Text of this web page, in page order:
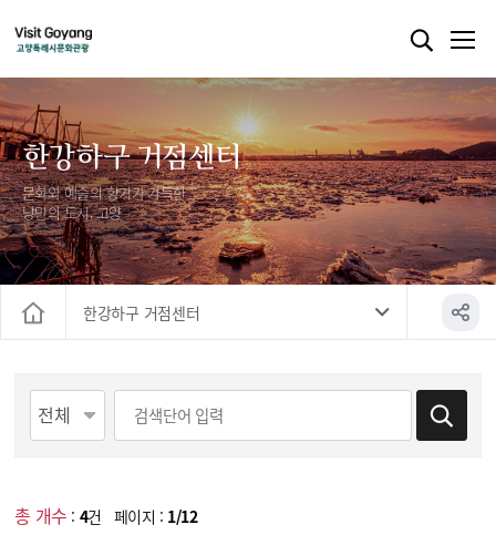
한강하구 거점센터
문화와 예술의 향기가 가득한
낭만의 도시, 고양
한강하구 거점센터
총 개수 : 4건 페이지 : 1/12